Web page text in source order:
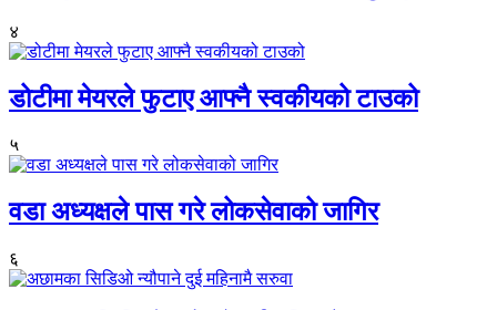
४
डोटीमा मेयरले फुटाए आफ्नै स्वकीयको टाउको
५
वडा अध्यक्षले पास गरे लोकसेवाको जागिर
६